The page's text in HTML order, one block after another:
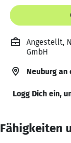
Angestellt,
GmbH
Neuburg an
Logg Dich ein,
Fähigkeiten